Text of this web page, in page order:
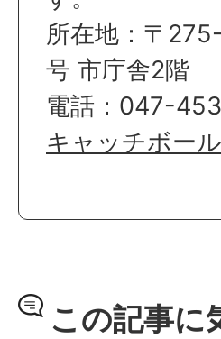
所在地：〒
号 市庁舎2階
電話：047-
キャッチボー
この記事に